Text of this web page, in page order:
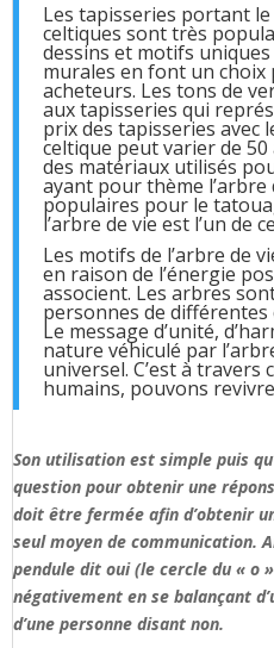
Les tapisseries portant
celtiques sont très
dessins et motifs
murales en font un
acheteurs. Les tons de
aux tapisseries qui
prix des tapisseries avec
celtique peut varier de 50
des matériaux utilisés
ayant pour thème l’arbre
populaires pour le
l’arbre de vie est l’un de
Les motifs de l’arbre de
en raison de l’énergie
associent. Les arbres
personnes de
Le message d’unité,
nature véhiculé par
universel. C’est à travers
humains, pouvons
Son utilisation est simple puis
question pour obtenir une
doit être fermée afin d’obtenir
seul moyen de communication.
pendule dit oui (le cercle du « o
négativement en se balançant
d’une personne disant non.